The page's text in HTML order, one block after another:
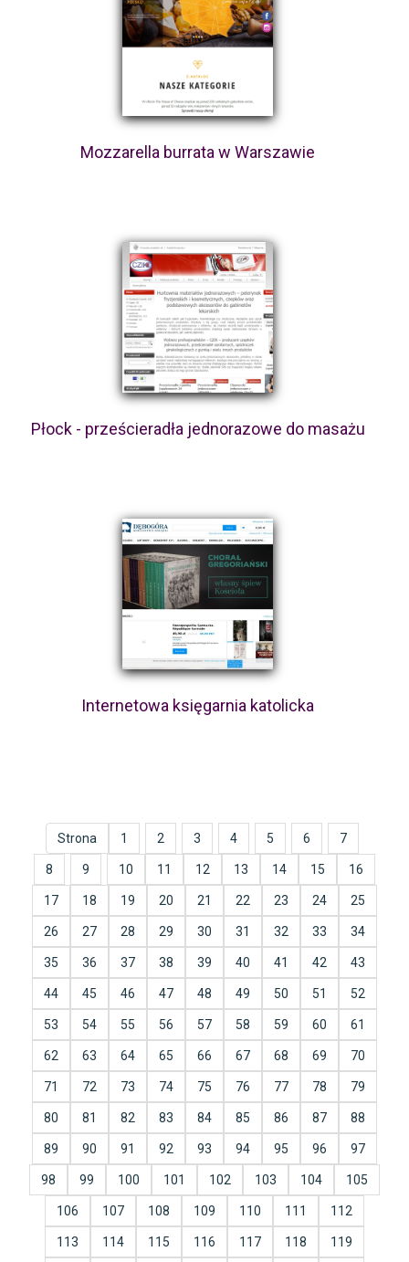
Mozzarella burrata w Warszawie
Płock - prześcieradła jednorazowe do masażu
Internetowa księgarnia katolicka
Strona 1 2 3 4 5 6 7
8 9 10 11 12 13 14 15 16
17 18 19 20 21 22 23 24 25
26 27 28 29 30 31 32 33 34
35 36 37 38 39 40 41 42 43
44 45 46 47 48 49 50 51 52
53 54 55 56 57 58 59 60 61
62 63 64 65 66 67 68 69 70
71 72 73 74 75 76 77 78 79
80 81 82 83 84 85 86 87 88
89 90 91 92 93 94 95 96 97
98 99 100 101 102 103 104 105
106 107 108 109 110 111 112
113 114 115 116 117 118 119